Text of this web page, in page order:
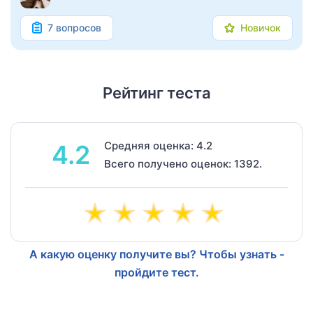
7 вопросов Новичок
Рейтинг теста
4.2
Средняя оценка: 4.2
Всего получено оценок: 1392.
А какую оценку получите вы? Чтобы узнать -
пройдите тест.